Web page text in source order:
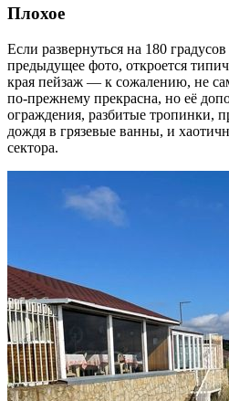
Плохое
Если развернуться на 180
предыдущее фото, откроется
края пейзаж — к сожалению, не
по-прежнему прекрасна, но её
ограждения, разбитые тропинки,
дождя в грязевые ванны, и
сектора.